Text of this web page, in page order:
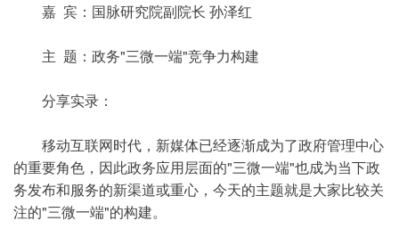
嘉 宾：国脉研究院副院长 孙泽红
主 题：政务"三微一端"竞争力构建
分享实录：
移动互联网时代，新媒体已经逐渐成为了政府管理中心
的重要角色，因此政务应用层面的"三微一端"也成为当下政
务发布和服务的新渠道或重心，今天的主题就是大家比较关
注的"三微一端"的构建。